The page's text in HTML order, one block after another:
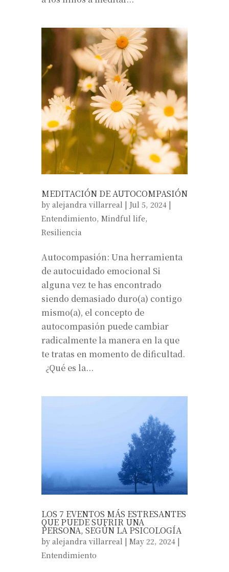
MEDITACIÓN DE AUTOCOMPASIÓN
by alejandra villarreal | Jul 5, 2024|
Entendimiento, Mindful life,
Resiliencia
Autocompasión: Una herramienta
de autocuidado emocional Si
alguna vez te has encontrado
siendo demasiado duro(a) contigo
mismo(a), el concepto de
autocompasión puede cambiar
radicalmente la manera en la que
te tratas en momento de dificultad.
¿Qué es la...
LOS 7 EVENTOS MÁS ESTRESANTES
QUE PUEDE SUFRIR UNA
PERSONA, SEGÚN LA PSICOLOGÍA
by alejandra villarreal | May 22, 2024|
Entendimiento